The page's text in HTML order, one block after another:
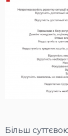
Більш